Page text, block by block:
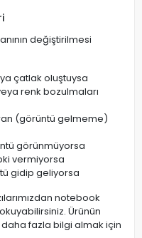
değiştirilmesi
çatlak oluştuysa
renk bozulmaları
(görüntü gelmeme)
görünmüyorsa
vermiyorsa
gidip geliyorsa
notebook
Ürünün
fazla bilgi almak için